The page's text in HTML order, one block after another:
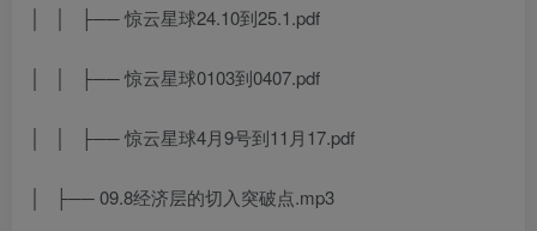
│ │ ├── 惊云星球24.10到25.1.pdf
│ │ ├── 惊云星球0103到0407.pdf
│ │ ├── 惊云星球4月9号到11月17.pdf
│ ├── 09.8经济层的切入突破点.mp3